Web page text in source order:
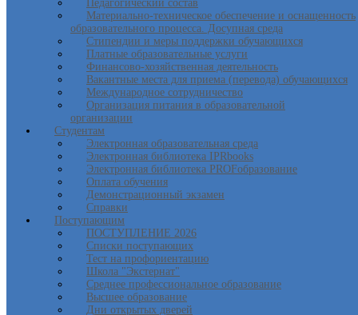
Педагогический состав
Материально-техническое обеспечение и оснащенность
образовательного процесса. Досупная среда
Стипендии и меры поддержки обучающихся
Платные образовательные услуги
Финансово-хозяйственная деятельность
Вакантные места для приема (перевода) обучающихся
Международное сотрудничество
Организация питания в образовательной
организации
Студентам
Электронная образовательная среда
Электронная библиотека IPRbooks
Электронная библиотека PROFобразование
Оплата обучения
Демонстрационный экзамен
Справки
Поступающим
ПОСТУПЛЕНИЕ 2026
Списки поступающих
Тест на профориентацию
Школа "Экстернат"
Среднее профессиональное образование
Высшее образование
Дни открытых дверей